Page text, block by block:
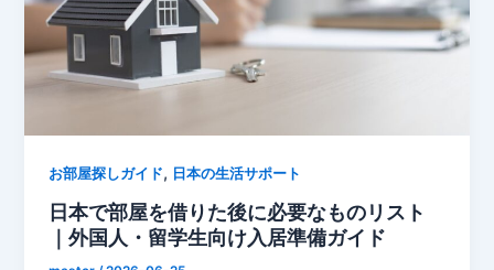
お部屋探しガイド, 日本の生活サポート
日本で部屋を借りた後に必要なものリスト
｜外国人・留学生向け入居準備ガイド